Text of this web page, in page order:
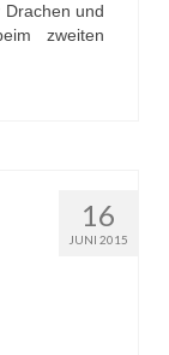
und
zweiten
16
JUNI 2015